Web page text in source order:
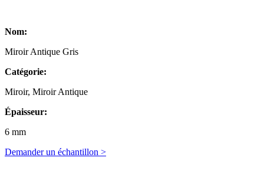
Nom:
Miroir Antique Gris
Catégorie:
Miroir, Miroir Antique
Épaisseur:
6 mm
Demander un échantillon >